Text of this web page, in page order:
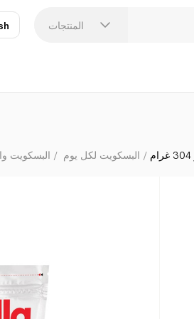
المنتجات
البسكويت البسكويت لكل يوم